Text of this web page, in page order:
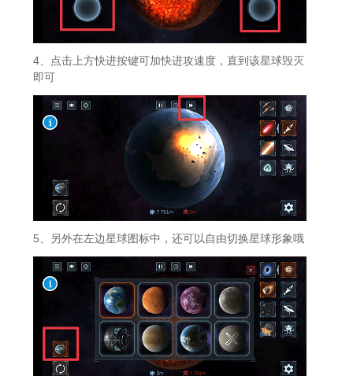
4、点击上方快进按键可加快进攻速度，直到该星球毁灭
即可
5、另外在左边星球图标中，还可以自由切换星球形象哦